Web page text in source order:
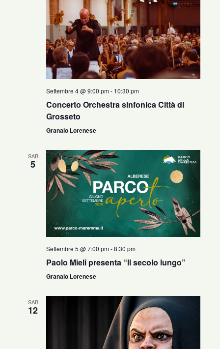
Settembre 4 @ 9:00 pm- 10:30 pm
Concerto Orchestra sinfonica Città di
Grosseto
Granaio Lorenese
SAB
5
Settembre 5 @ 7:00 pm-8:30 pm
Paolo Mieli presenta “Il secolo lungo”
Granaio Lorenese
SAB
12